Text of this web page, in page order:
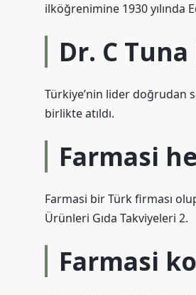
ilköğrenimine 1930 yılında
Dr. C
Türkiye’nin lider doğrudan
birlikte atıldı.
Farmasi
Farmasi bir Türk firması
Ürünleri Gıda Takviyeleri 2.
Farmasi